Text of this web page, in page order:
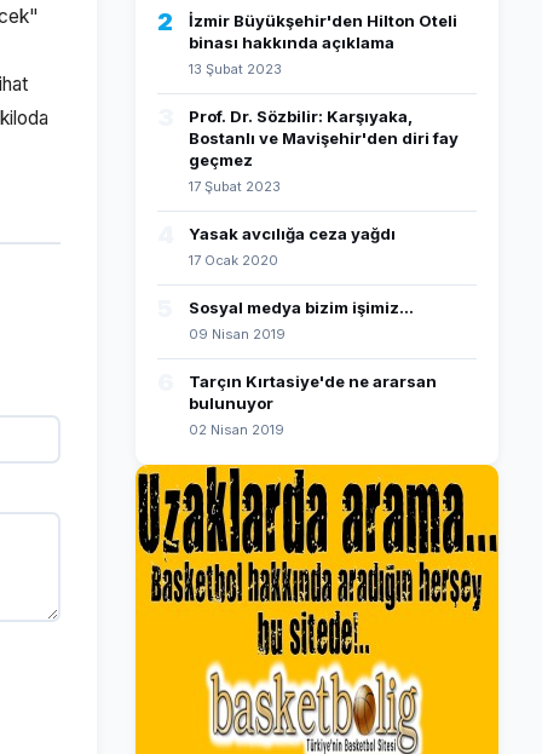
2
İzmir Büyükşehir'den Hilton Oteli
binası hakkında açıklama
13 Şubat 2023
Prof. Dr. Sözbilir: Karşıyaka,
Bostanlı ve Mavişehir'den diri fay
geçmez
17 Şubat 2023
Yasak avcılığa ceza yağdı
17 Ocak 2020
Sosyal medya bizim işimiz...
09 Nisan 2019
Tarçın Kırtasiye'de ne ararsan
bulunuyor
02 Nisan 2019